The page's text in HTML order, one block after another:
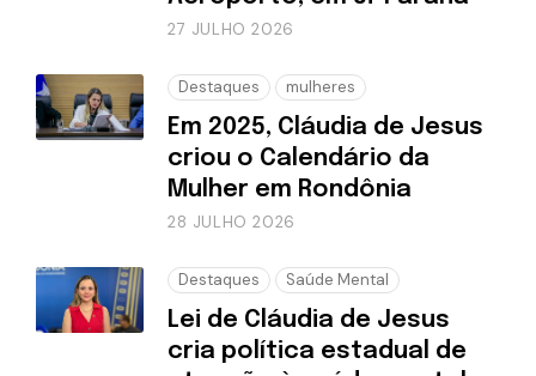
27 JULHO 2026
Destaques mulheres
Em 2025, Cláudia de Jesus
criou o Calendário da
Mulher em Rondônia
28 JULHO 2026
Destaques Saúde Mental
Lei de Cláudia de Jesus
cria política estadual de